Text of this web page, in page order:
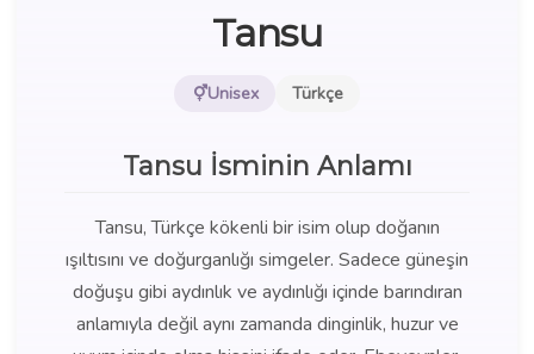
Tansu
Unisex Türkçe
Tansu İsminin Anlamı
Tansu, Türkçe kökenli bir isim olup doğanın
ışıltısını ve doğurganlığı simgeler. Sadece güneşin
doğuşu gibi aydınlık ve aydınlığı içinde barındıran
anlamıyla değil aynı zamanda dinginlik, huzur ve